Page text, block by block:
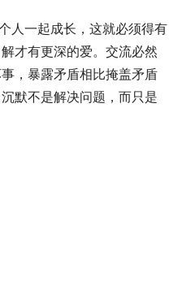
一起成长，这就必须得有
才有更深的爱。交流必然
，暴露矛盾相比掩盖矛盾
默不是解决问题，而只是